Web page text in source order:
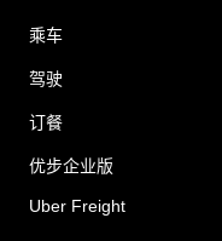
乘车
驾驶
订餐
优步企业版
Uber Freight